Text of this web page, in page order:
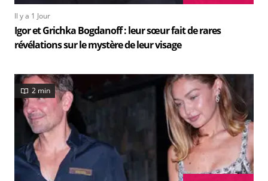
Il y a 1 Jour
Igor et Grichka Bogdanoff : leur sœur fait de rares
révélations sur le mystère de leur visage
2 min